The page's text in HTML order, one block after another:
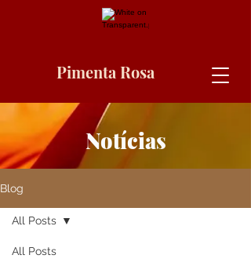
Pimenta Rosa
Notícias
Blog
All Posts
All Posts